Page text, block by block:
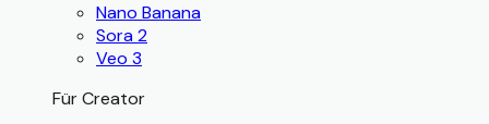
Nano Banana
Sora 2
Veo 3
Für Creator